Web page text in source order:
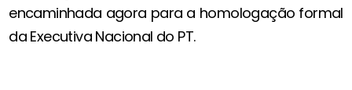
encaminhada agora para a homologação formal
da Executiva Nacional do PT.